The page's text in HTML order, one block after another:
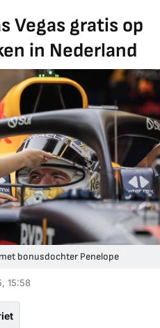
Vegas gratis op
in Nederland
bonusdochter Penelope
15:58